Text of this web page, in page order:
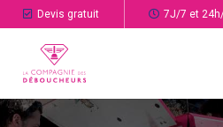
Devis gratuit 7J/7 et